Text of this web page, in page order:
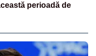
perioadă de